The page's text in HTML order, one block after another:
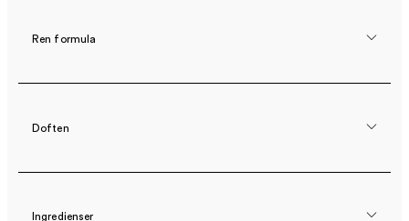
Ren formula
Doften
Ingredienser